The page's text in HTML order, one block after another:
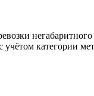
категории